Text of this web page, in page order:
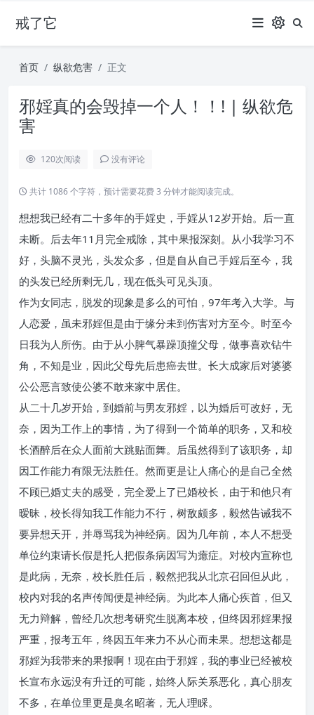
戒了它
首页 纵欲危害 正文
邪婬真的会毁掉一个人！！! | 纵欲危
害
120次阅读 没有评论
共计 1086 个字符，预计需要花费 3 分钟才能阅读完成。
想想我已经有二十多年的手婬史，手婬从12岁开始。后一直
未断。后去年11月完全戒除，其中果报深刻。从小我学习不
好，头脑不灵光，头发众多，但是自从自己手婬后至今，我
的头发已经所剩无几，现在低头可见头顶。
作为女同志，脱发的现象是多么的可怕，97年考入大学。与
人恋爱，虽未邪婬但是由于缘分未到伤害对方至今。时至今
日我为人所伤。由于从小脾气暴躁顶撞父母，做事喜欢钻牛
角，不知是业，因此父母先后患癌去世。长大成家后对婆婆
公公恶言致使公婆不敢来家中居住。
从二十几岁开始，到婚前与男友邪婬，以为婚后可改好，无
奈，因为工作上的事情，为了得到一个简单的职务，又和校
长酒醉后在众人面前大跳贴面舞。后虽然得到了该职务，却
因工作能力有限无法胜任。然而更是让人痛心的是自己全然
不顾已婚丈夫的感受，完全爱上了已婚校长，由于和他只有
暧昧，校长得知我工作能力不行，树敌颇多，毅然告诫我不
要异想天开，并辱骂我为神经病。因为几年前，本人不想受
单位约束请长假是托人把假条病因写为癔症。对校内宣称也
是此病，无奈，校长胜任后，毅然把我从北京召回但从此，
校内对我的名声传闻便是神经病。为此本人痛心疾首，但又
无力辩解，曾经几次想考研究生脱离本校，但终因邪婬果报
严重，报考五年，终因五年来力不从心而未果。想想这都是
邪婬为我带来的果报啊！现在由于邪婬，我的事业已经被校
长宣布永远没有升迁的可能，始终人际关系恶化，真心朋友
不多，在单位里更是臭名昭著，无人理睬。